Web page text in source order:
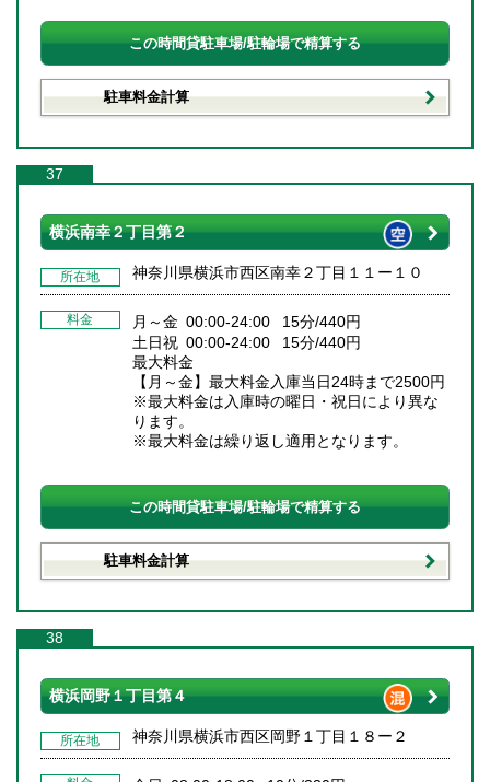
この時間貸駐車場/駐輪場で精算する
駐車料金計算
37
横浜南幸２丁目第２
所在地 神奈川県横浜市西区南幸２丁目１１ー１０
料金
月～金 00:00-24:00 15分/440円
土日祝 00:00-24:00 15分/440円
最大料金
【月～金】最大料金入庫当日24時まで2500円
※最大料金は入庫時の曜日・祝日により異な
ります。
※最大料金は繰り返し適用となります。
この時間貸駐車場/駐輪場で精算する
駐車料金計算
38
横浜岡野１丁目第４
所在地 神奈川県横浜市西区岡野１丁目１８ー２